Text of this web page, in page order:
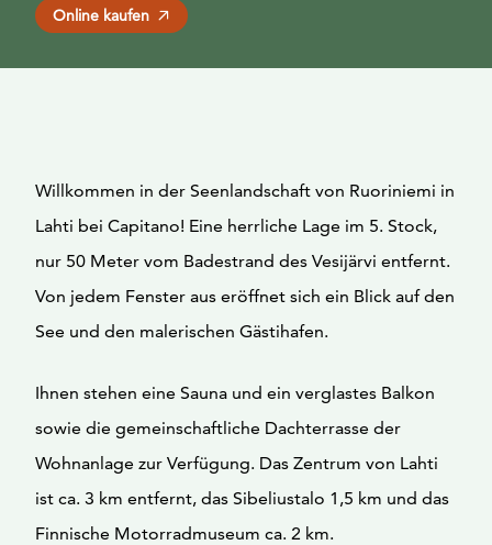
Online kaufen
Willkommen in der Seenlandschaft von Ruoriniemi in
Lahti bei Capitano! Eine herrliche Lage im 5. Stock,
nur 50 Meter vom Badestrand des Vesijärvi entfernt.
Von jedem Fenster aus eröffnet sich ein Blick auf den
See und den malerischen Gästihafen.
Ihnen stehen eine Sauna und ein verglastes Balkon
sowie die gemeinschaftliche Dachterrasse der
Wohnanlage zur Verfügung. Das Zentrum von Lahti
ist ca. 3 km entfernt, das Sibeliustalo 1,5 km und das
Finnische Motorradmuseum ca. 2 km.